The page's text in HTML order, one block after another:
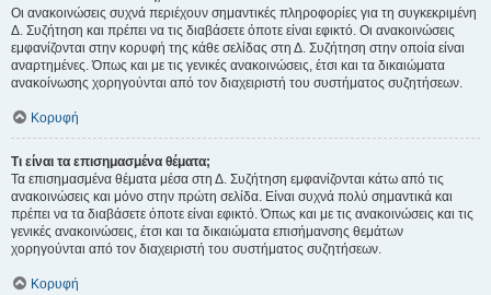
Οι ανακοινώσεις συχνά περιέχουν σημαντικές πληροφορίες για τη συγκεκριμένη
Δ. Συζήτηση και πρέπει να τις διαβάσετε όποτε είναι εφικτό. Οι ανακοινώσεις
εμφανίζονται στην κορυφή της κάθε σελίδας στη Δ. Συζήτηση στην οποία είναι
αναρτημένες. Όπως και με τις γενικές ανακοινώσεις, έτσι και τα δικαιώματα
ανακοίνωσης χορηγούνται από τον διαχειριστή του συστήματος συζητήσεων.
Κορυφή
Τι είναι τα επισημασμένα θέματα;
Τα επισημασμένα θέματα μέσα στη Δ. Συζήτηση εμφανίζονται κάτω από τις
ανακοινώσεις και μόνο στην πρώτη σελίδα. Είναι συχνά πολύ σημαντικά και
πρέπει να τα διαβάσετε όποτε είναι εφικτό. Όπως και με τις ανακοινώσεις και τις
γενικές ανακοινώσεις, έτσι και τα δικαιώματα επισήμανσης θεμάτων
χορηγούνται από τον διαχειριστή του συστήματος συζητήσεων.
Κορυφή